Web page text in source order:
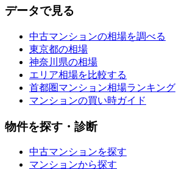
データで見る
中古マンションの相場を調べる
東京都の相場
神奈川県の相場
エリア相場を比較する
首都圏マンション相場ランキング
マンションの買い時ガイド
物件を探す・診断
中古マンションを探す
マンションから探す